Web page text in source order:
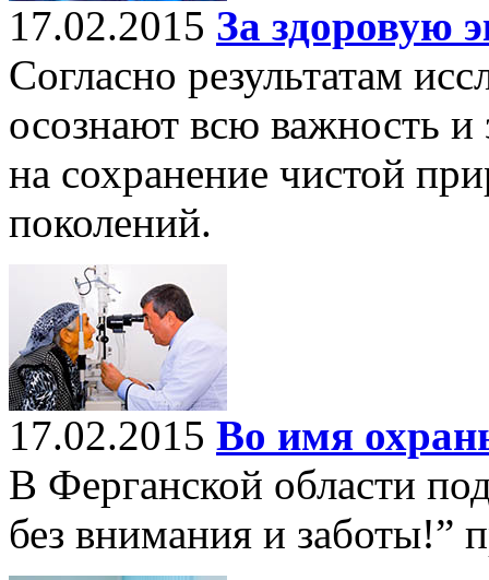
17.02.2015 За здоровую
Согласно результатам
осознают всю важность
на сохранение чистой
поколений.
17.02.2015 Во имя
В Ферганской области
без внимания и заботы!”